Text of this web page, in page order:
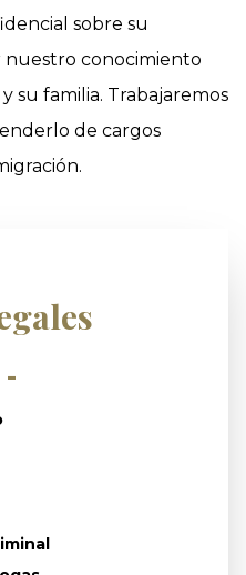
sobre su
nuestro conocimiento
su familia. Trabajaremos
de cargos